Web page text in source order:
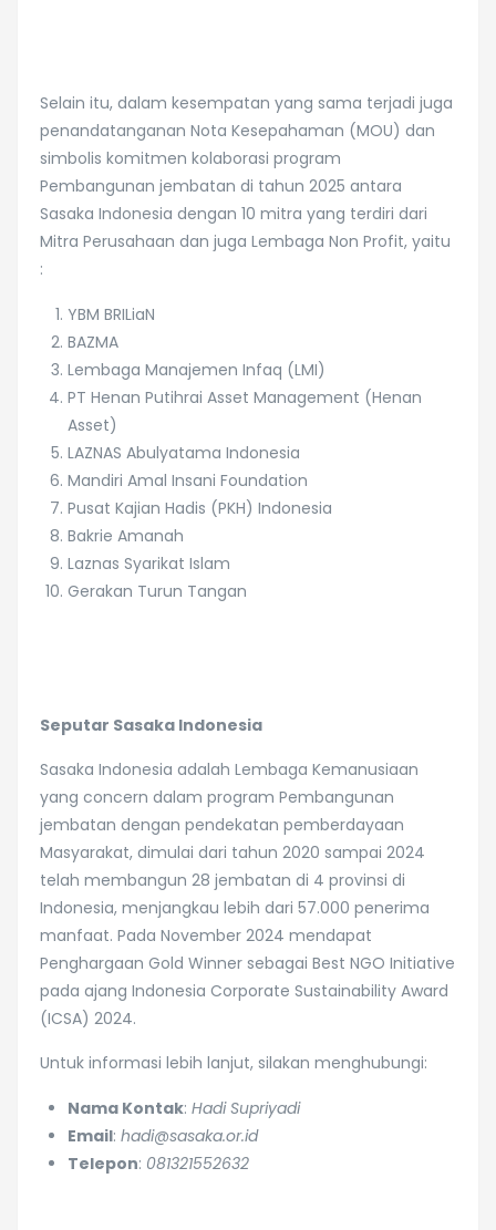
Selain itu, dalam kesempatan yang sama terjadi juga
penandatanganan Nota Kesepahaman (MOU) dan
simbolis komitmen kolaborasi program
Pembangunan jembatan di tahun 2025 antara
Sasaka Indonesia dengan 10 mitra yang terdiri dari
Mitra Perusahaan dan juga Lembaga Non Profit, yaitu
:
YBM BRILiaN
BAZMA
Lembaga Manajemen Infaq (LMI)
PT Henan Putihrai Asset Management (Henan
Asset)
LAZNAS Abulyatama Indonesia
Mandiri Amal Insani Foundation
Pusat Kajian Hadis (PKH) Indonesia
Bakrie Amanah
Laznas Syarikat Islam
Gerakan Turun Tangan
Seputar Sasaka Indonesia
Sasaka Indonesia adalah Lembaga Kemanusiaan
yang concern dalam program Pembangunan
jembatan dengan pendekatan pemberdayaan
Masyarakat, dimulai dari tahun 2020 sampai 2024
telah membangun 28 jembatan di 4 provinsi di
Indonesia, menjangkau lebih dari 57.000 penerima
manfaat. Pada November 2024 mendapat
Penghargaan Gold Winner sebagai Best NGO Initiative
pada ajang Indonesia Corporate Sustainability Award
(ICSA) 2024.
Untuk informasi lebih lanjut, silakan menghubungi:
Nama Kontak: Hadi Supriyadi
Email: hadi@sasaka.or.id
Telepon: 081321552632